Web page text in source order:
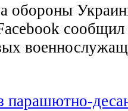
обороны
парашютно-